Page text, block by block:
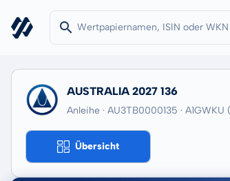
AUSTRALIA 2027 136
Anleihe · AU3TB0000135 · A1GWKU
Übersicht